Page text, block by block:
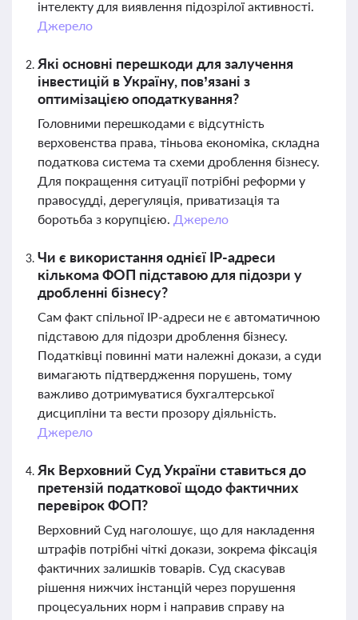
інтелекту для виявлення підозрілої активності.
Джерело
Які основні перешкоди для залучення
інвестицій в Україну, пов’язані з
оптимізацією оподаткування?
Головними перешкодами є відсутність
верховенства права, тіньова економіка, складна
податкова система та схеми дроблення бізнесу.
Для покращення ситуації потрібні реформи у
правосудді, дерегуляція, приватизація та
боротьба з корупцією. Джерело
Чи є використання однієї IP-адреси
кількома ФОП підставою для підозри у
дробленні бізнесу?
Сам факт спільної IP-адреси не є автоматичною
підставою для підозри дроблення бізнесу.
Податківці повинні мати належні докази, а суди
вимагають підтвердження порушень, тому
важливо дотримуватися бухгалтерської
дисципліни та вести прозору діяльність.
Джерело
Як Верховний Суд України ставиться до
претензій податкової щодо фактичних
перевірок ФОП?
Верховний Суд наголошує, що для накладення
штрафів потрібні чіткі докази, зокрема фіксація
фактичних залишків товарів. Суд скасував
рішення нижчих інстанцій через порушення
процесуальних норм і направив справу на